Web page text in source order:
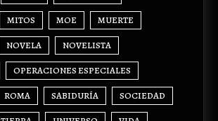
MITOS MOE MUERTE
NOVELA NOVELISTA
OPERACIONES ESPECIALES
ROMA SABIDURÍA SOCIEDAD